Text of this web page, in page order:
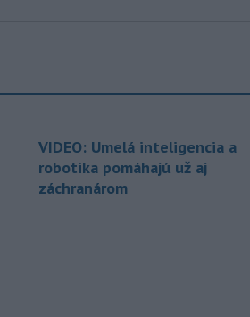
VIDEO: Umelá inteligencia a
robotika pomáhajú už aj
záchranárom